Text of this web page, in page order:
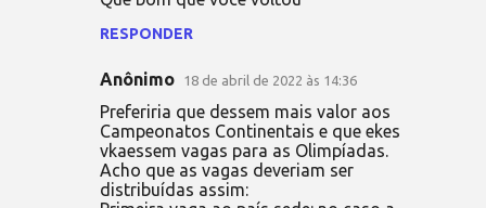
RESPONDER
Anônimo 18 de abril de 2022 às 14:36
Preferiria que dessem mais valor aos
Campeonatos Continentais e que ekes
vkaessem vagas para as Olimpíadas.
Acho que as vagas deveriam ser
distribuídas assim: